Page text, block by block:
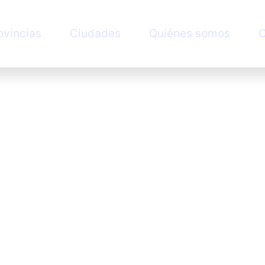
Ciudades Quiénes somos